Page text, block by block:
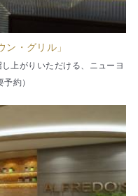
・グリル」
上がりいただける、ニューヨ
約）